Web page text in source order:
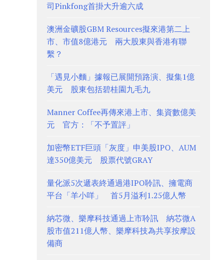
司Pinkfong首掛大升逾六成
澳洲金礦股GBM Resources擬來港第二上
市、市值8億港元 兩大股東與香港有聯
繫？
「遇見小麵」據報已展開預路演、擬集1億
美元 股東包括碧桂園九毛九
Manner Coffee再傳來港上市、集資數億美
元 官方：「不予置評」
加密幣ETF巨頭「灰度」申美股IPO、AUM
達350億美元 股票代號GRAY
量化派5次遞表終通過港IPO聆訊、擁電商
平台「羊小咩」 首5月溢利1.25億人幣
納芯微、樂摩科技通過上市聆訊 納芯微A
股市值211億人幣、樂摩科技為共享按摩設
備商